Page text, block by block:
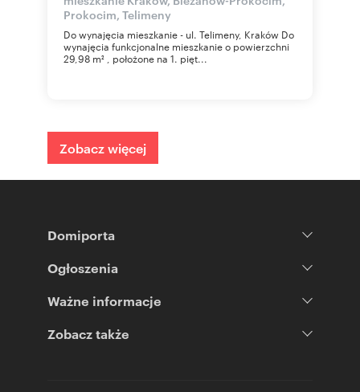
Prokocim, Telimeny
Do wynajęcia mieszkanie - ul. Telimeny, Kraków Do
wynajęcia funkcjonalne mieszkanie o powierzchni
29,98 m² , położone na 1. pięt...
Zobacz więcej
Domiporta
Ogłoszenia
Ważne informacje
Zobacz także